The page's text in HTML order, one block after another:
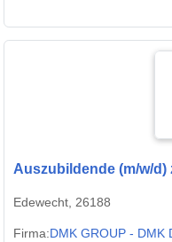
Auszubildende (m/w/
Edewecht, 26188
Firma:DMK GROUP - DMK